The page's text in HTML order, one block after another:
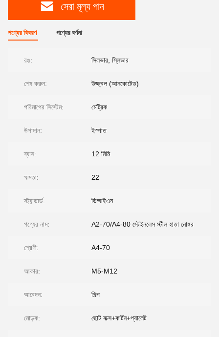
সেরা মূল্য পান
পণ্যের বিবরণ পণ্যের বর্ণনা
রঙ: সিলভার, স্লিভার
শেষ করুন: উজ্জ্বল (আনকোটেড)
পরিমাপের সিস্টেম: মেট্রিক
উপাদান: ইস্পাত
ব্যাস: 12 মিমি
ক্ষমতা: 22
স্ট্যান্ডার্ড: ডিআইএন
পণ্যের নাম: A2-70/A4-80 স্টেইনলেস স্টীল হাতা নোঙ্গর
শ্রেণী: A4-70
আকার: M5-M12
আবেদন: শিল্প
মোড়ক: ছোট বাক্স+কার্টন+প্যালেট